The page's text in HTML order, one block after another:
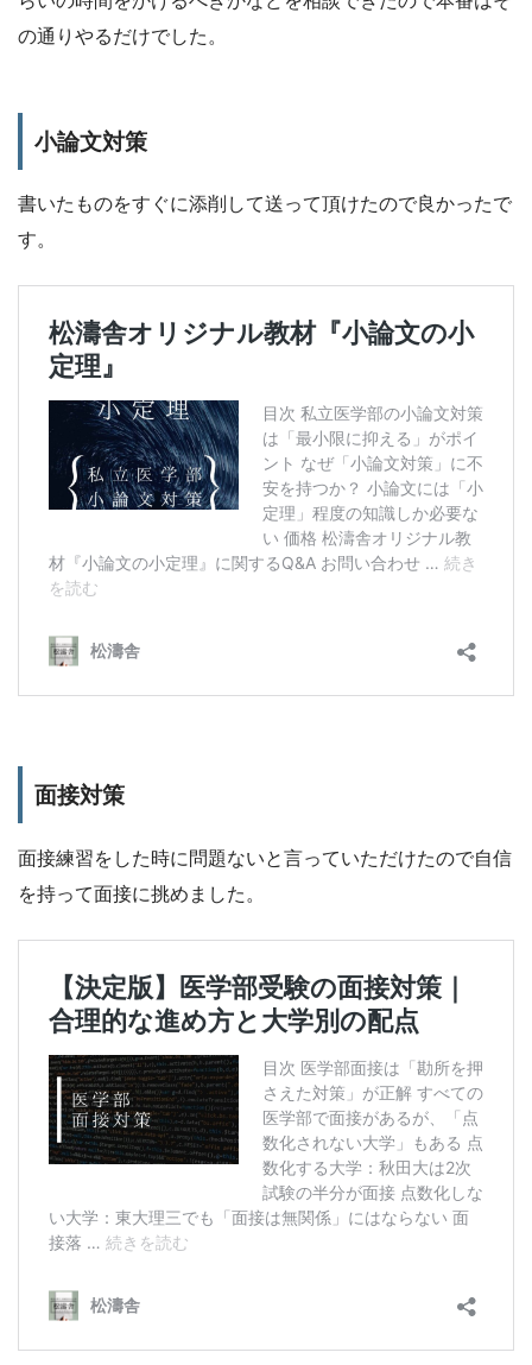
の通りやるだけでした。
小論文対策
書いたものをすぐに添削して送って頂けたので良かったで
す。
面接対策
面接練習をした時に問題ないと言っていただけたので自信
を持って面接に挑めました。